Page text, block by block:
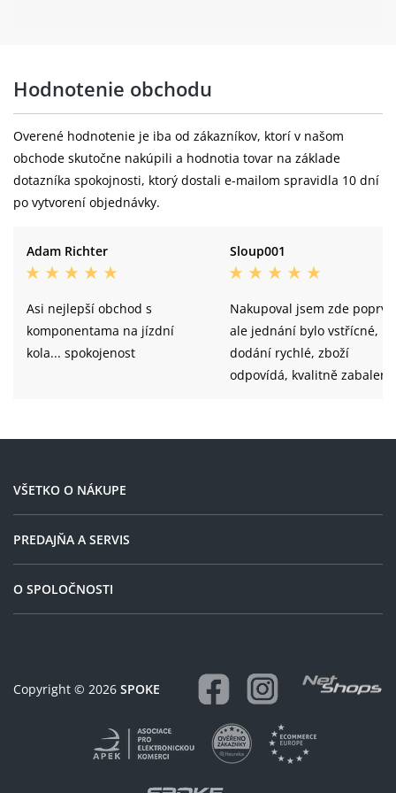
Pláště:
tubeless
Zadní ráfek:
Giant AM 27.5, tubeless ready, sleeve-
joint rim, 30mm inner width
Zadní plášť:
Maxxis Dissector 27.5x2.6, EXO, TR,
Hodnotenie obchodu
Overené hodnotenie je iba od zákazníkov, ktorí v našom
obchode skutočne nakúpili a hodnotia tovar na základe
dotazníka spokojnosti, ktorý dostali e-mailom spravidla 10 dní
po vytvorení objednávky.
Adam Richter
Asi nejlepší obchod s
komponentama na jízdní
kola... spokojenost
Sloup001
Nakupoval jsem zde
ale jednání bylo vstřícné,
dodání rychlé, zboží
odpovídá, kvalitně
doporučuji.
VŠETKO O NÁKUPE
PREDAJŇA A SERVIS
O SPOLOČNOSTI
Copyright © 2026 SPOKE